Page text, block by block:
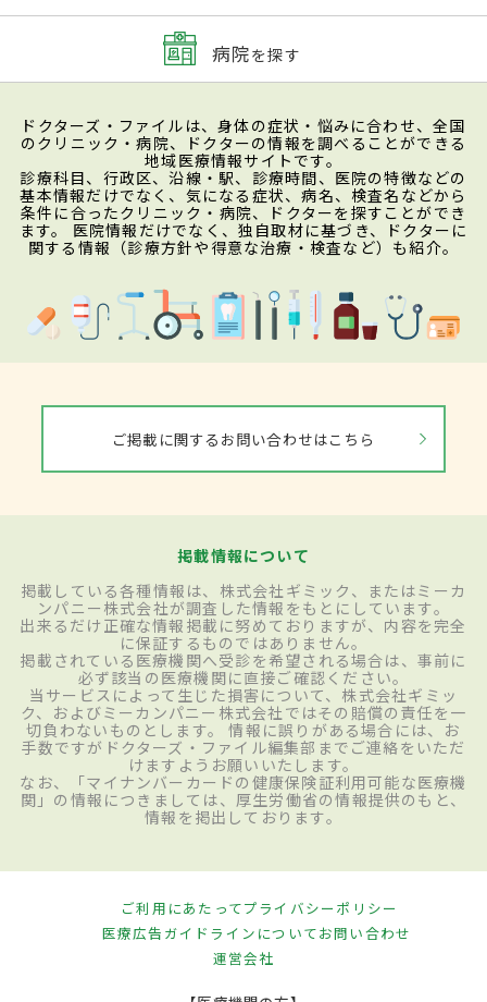
病院を探す
ドクターズ・ファイルは、身体の症状・悩みに合わせ、全国
のクリニック・病院、ドクターの情報を調べることができる
地域医療情報サイトです。
診療科目、行政区、沿線・駅、診療時間、医院の特徴などの
基本情報だけでなく、気になる症状、病名、検査名などから
条件に合ったクリニック・病院、ドクターを探すことができ
ます。 医院情報だけでなく、独自取材に基づき、ドクターに
関する情報（診療方針や得意な治療・検査など）も紹介。
ご掲載に関するお問い合わせはこちら
掲載情報について
掲載している各種情報は、株式会社ギミック、またはミーカ
ンパニー株式会社が調査した情報をもとにしています。
出来るだけ正確な情報掲載に努めておりますが、内容を完全
に保証するものではありません。
掲載されている医療機関へ受診を希望される場合は、事前に
必ず該当の医療機関に直接ご確認ください。
当サービスによって生じた損害について、株式会社ギミッ
ク、およびミーカンパニー株式会社ではその賠償の責任を一
切負わないものとします。 情報に誤りがある場合には、お
手数ですがドクターズ・ファイル編集部までご連絡をいただ
けますようお願いいたします。
なお、「マイナンバーカードの健康保険証利用可能な医療機
関」の情報につきましては、厚生労働省の情報提供のもと、
情報を掲出しております。
ご利用にあたってプライバシーポリシー
医療広告ガイドラインについてお問い合わせ
運営会社